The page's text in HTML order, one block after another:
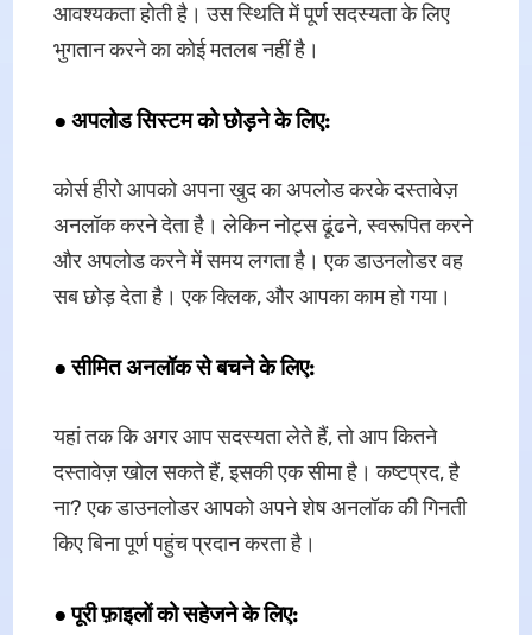
आवश्यकता होती है। उस स्थिति में पूर्ण सदस्यता के लिए
भुगतान करने का कोई मतलब नहीं है।
● अपलोड सिस्टम को छोड़ने के लिए:
कोर्स हीरो आपको अपना खुद का अपलोड करके दस्तावेज़
अनलॉक करने देता है। लेकिन नोट्स ढूंढने, स्वरूपित करने
और अपलोड करने में समय लगता है। एक डाउनलोडर वह
सब छोड़ देता है। एक क्लिक, और आपका काम हो गया।
●सीमित अनलॉक से बचने के लिए:
यहां तक कि अगर आप सदस्यता लेते हैं, तो आप कितने
दस्तावेज़ खोल सकते हैं, इसकी एक सीमा है। कष्टप्रद, है
ना? एक डाउनलोडर आपको अपने शेष अनलॉक की गिनती
किए बिना पूर्ण पहुंच प्रदान करता है।
●पूरी फ़ाइलों को सहेजने के लिए: